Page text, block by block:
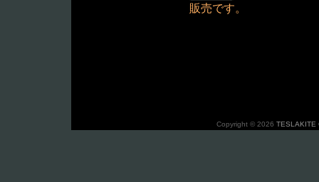
販売です。
Copyright © 2026 TESLAKITE